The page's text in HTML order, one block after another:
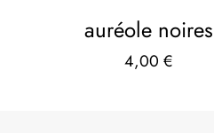
auréole noires
4,00€